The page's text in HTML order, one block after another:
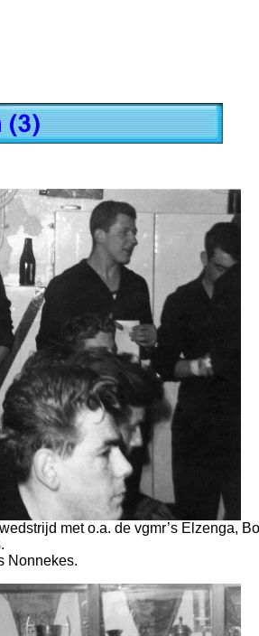
met o.a. de vgmr’s Elzenga,
Nonnekes.